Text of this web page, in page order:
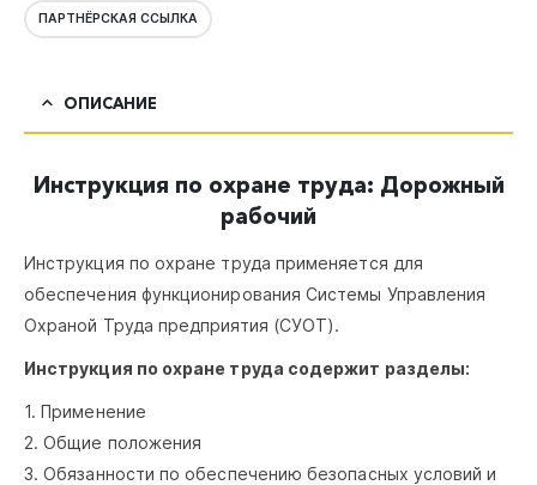
ПАРТНЁРСКАЯ ССЫЛКА
ОПИСАНИЕ
Инструкция по охране труда: Дорожный
рабочий
Инструкция по охране труда применяется для
обеспечения функционирования Системы Управления
Охраной Труда предприятия (СУОТ).
Инструкция по охране труда содержит разделы:
1. Применение
2. Общие положения
3. Обязанности по обеспечению безопасных условий и